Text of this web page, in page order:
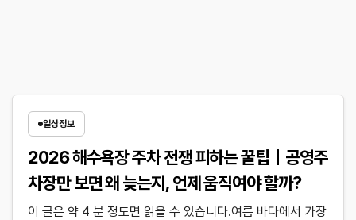
일상정보
2026 해수욕장 주차 전쟁 피하는 꿀팁｜공영주
차장만 보면 왜 늦는지, 언제 움직여야 할까?
이 글은 약 4 분 정도면 읽을 수 있습니다.여름 바다에서 가장